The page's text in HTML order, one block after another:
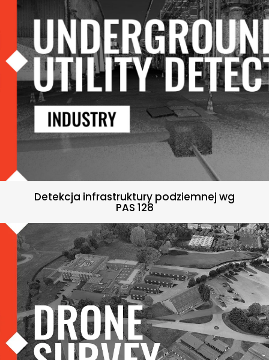
Detekcja infrastruktury podziemnej wg
PAS 128